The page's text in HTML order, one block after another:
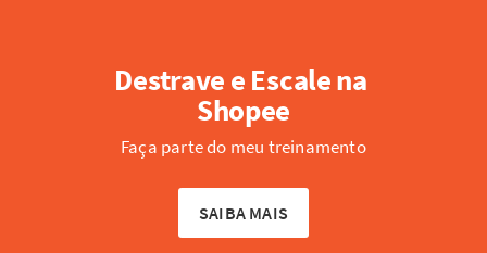
Destrave e Escale na
Shopee
Faça parte do meu treinamento
SAIBA MAIS